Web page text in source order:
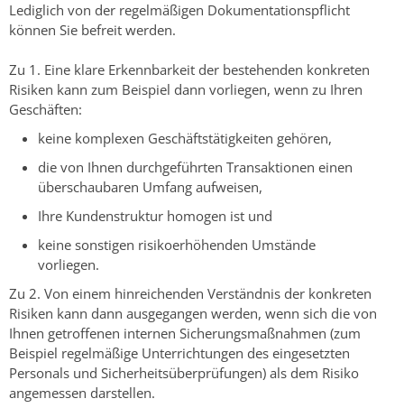
Lediglich von der regelmäßigen Dokumentationspflicht
können Sie befreit werden.
Zu 1. Eine klare Erkennbarkeit der bestehenden konkreten
Risiken kann zum Beispiel dann vorliegen, wenn zu Ihren
Geschäften:
keine komplexen Geschäftstätigkeiten gehören,
die von Ihnen durchgeführten Transaktionen einen
überschaubaren Umfang aufweisen,
Ihre Kundenstruktur homogen ist und
keine sonstigen risikoerhöhenden Umstände
vorliegen.
Zu 2. Von einem hinreichenden Verständnis der konkreten
Risiken kann dann ausgegangen werden, wenn sich die von
Ihnen getroffenen internen Sicherungsmaßnahmen (zum
Beispiel regelmäßige Unterrichtungen des eingesetzten
Personals und Sicherheitsüberprüfungen) als dem Risiko
angemessen darstellen.